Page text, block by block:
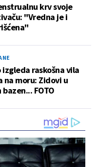
krv svoje
"Vredna je i
raskošna vila
na moru: Zidovi u
FOTO